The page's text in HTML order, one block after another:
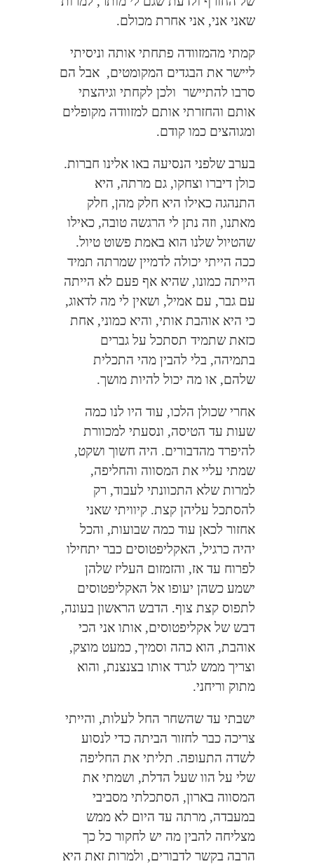
שאני אני, אני אחרת מכולם.
קמתי מהמזוודה פתחתי אותה וניסיתי
ליישר את הבגדים המקומטים, אבל הם
סרבו להתיישר ולכן לקחתי וגיהצתי
אותם והחזרתי אותם למזוודה מקופלים
ומגוהצים כמו קודם.
בערב שלפני הנסיעה באו אלינו חברות.
כולן דיברו וצחקו, גם מרתה, היא
התנהגה כאילו היא חלק מהן, חלק
מאתנו, וזה נתן לי הרגשה טובה, כאילו
שהטיול שלנו הוא באמת פשוט טיול.
ככה הייתי יכולה לדמיין שמרתה תמיד
הייתה כמונו, שהיא אף פעם לא הייתה
עם גבר, עם אמיל, ושאין לי מה לדאוג,
כי היא אוהבת אותי, והיא כמוני, אחת
כזאת שתמיד תסתכל על גברים
בתמיהה, בלי להבין מהי התכלית
שלהם, או מה יכול להיות מושך.
אחרי שכולן הלכו, עוד היו לנו כמה
שעות עד הטיסה, ונסעתי למכוורת
להיפרד מהדבורים. היה חשוך ושקט,
שמתי עליי את המסווה והחליפה,
למרות שלא התכוונתי לעבוד, רק
להסתכל עליהן קצת. קיוויתי שאני
אחזור לכאן עוד כמה שבועות, והכל
יהיה כרגיל, האקליפטוסים כבר יתחילו
לפרוח עד אז, והזמזום העליז שלהן
ישמע כשהן יעופו אל האקליפטוסים
לתפוס קצת צוף. הדבש הראשון בעונה,
דבש של אקליפטוסים, אותו אני הכי
אוהבת, הוא כהה וסמיך, כמעט מוצק,
וצריך ממש לגרד אותו בצנצנת, והוא
מתוק וריחני.
ישבתי עד שהשחר החל לעלות, והייתי
צריכה כבר לחזור הביתה כדי לנסוע
לשדה התעופה. תליתי את החליפה
שלי על הוו שעל הדלת, ושמתי את
המסווה בארון, הסתכלתי מסביבי
במעבדה, מרתה עד היום לא ממש
מצליחה להבין מה יש לחקור כל כך
הרבה בקשר לדבורים, ולמרות זאת היא